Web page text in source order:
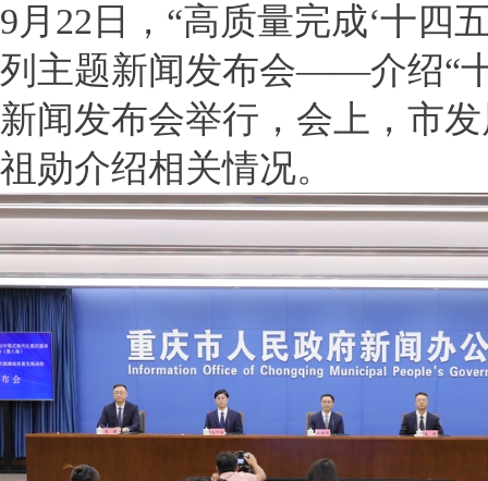
9月22日，“高质量完成‘十四
列主题新闻发布会——介绍“
新闻发布会举行，会上，市
祖勋介绍相关情况。